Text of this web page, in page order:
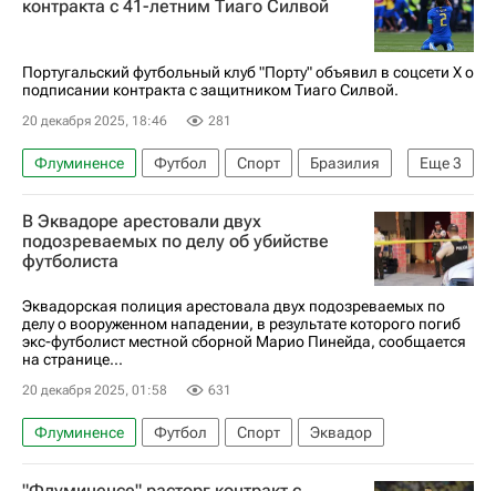
контракта с 41-летним Тиаго Силвой
Португальский футбольный клуб "Порту" объявил в соцсети Х о
подписании контракта с защитником Тиаго Силвой.
20 декабря 2025, 18:46 281
Еще3
Флуминенсе Футбол Спорт
Бразилия
Тиаго Силва
Порту
Лига чемпионов УЕФА 2026-2027
В Эквадоре арестовали двух
подозреваемых по делу об убийстве
футболиста
Эквадорская полиция арестовала двух подозреваемых по
делу о вооруженном нападении, в результате которого погиб
экс-футболист местной сборной Марио Пинейда, сообщается
на странице...
20 декабря 2025, 01:58 631
Флуминенсе Футбол Спорт Эквадор